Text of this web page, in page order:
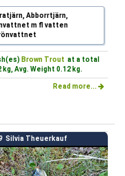
Abborrtjärn,
m fl vatten
Brown Trout at a total
kg, Avg. Weight 0.12 kg.
Read more...
Silvia Theuerkauf